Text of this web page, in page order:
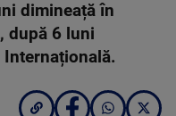
dimineață în
după 6 luni
Internațională.